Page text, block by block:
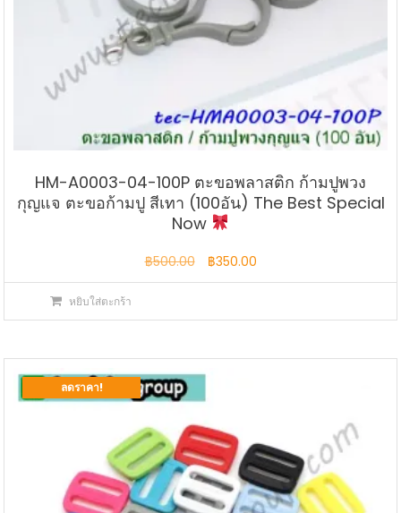
HM-A0003-04-100P ตะขอพลาสติก ก้ามปูพวง
กุญแจ ตะขอก้ามปู สีเทา (100อัน) The Best Special
Now
฿500.00
Original
price
฿350.00Current
price
หยิบใส่ตะกร้า
ลดราคา!